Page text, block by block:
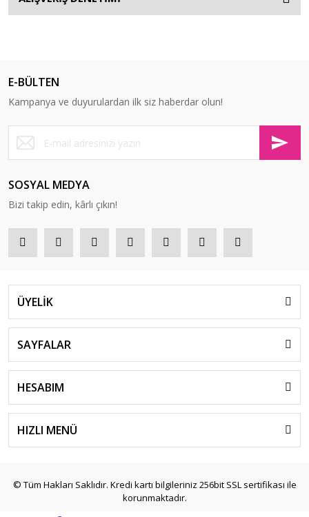
E-BÜLTEN
Kampanya ve duyurulardan ilk siz haberdar olun!
SOSYAL MEDYA
Bizi takip edin, kârlı çıkın!
ÜYELİK
SAYFALAR
HESABIM
HIZLI MENÜ
© Tüm Hakları Saklıdır. Kredi kartı bilgileriniz 256bit SSL sertifikası ile
korunmaktadır.